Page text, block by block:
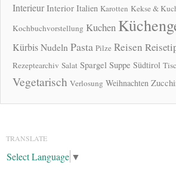
Interieur Interior Italien Karotten Kekse &
Kochbuchvorstellung Kuchen
KürbisNudeln Pasta Pilze Reisen
Rezeptearchiv Salat Spargel Suppe Südtirol
Vegetarisch Verlosung Weihnachten
TRANSLATE
Select Language ▼